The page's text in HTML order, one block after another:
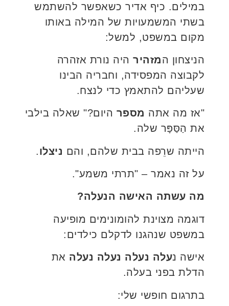
במילים. כיף אדיר כשאפשר להשתמש
בשתי המשמעויות של המילה באותו
מקום במשפט, למשל:
הניצחון המזהיר היה נורת אזהרה
לקבוצה המפסידה, וחבריה הבינו
שעליהם להתאמץ כדי לנצח.
"אז מה אתה מספר היום?" שאלה בילבי
את הַסַּפָּר שלה.
הייתה שרֵפה בבית שלהם, והם ניצלו.
על זה נאמר – "תרתי משמע".
מה עשתה האישה הנעלה?
דוגמה מצוינת להומונימים מופיעה
במשפט שנהגנו לדקלם כילדים:
אישה נעלה נעלה נעלה נעלה את
הדלת בפני בעלה.
בתרגום חופשי שלי: